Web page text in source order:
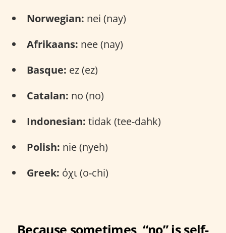
Norwegian: nei (nay)
Afrikaans: nee (nay)
Basque: ez (ez)
Catalan: no (no)
Indonesian: tidak (tee-dahk)
Polish: nie (nyeh)
Greek: όχι (o-chi)
Because sometimes, “no” is self-